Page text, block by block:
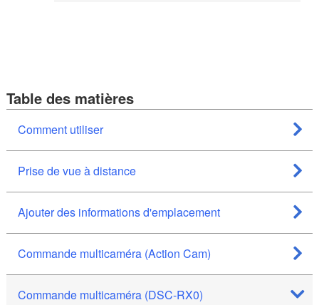
Table des matières
Comment utiliser
Prise de vue à distance
Ajouter des informations d'emplacement
Commande multicaméra (Action Cam)
Commande multicaméra (DSC-RX0)